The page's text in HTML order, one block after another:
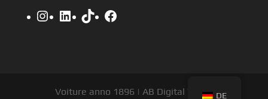
Instagram
LinkedIn
TikTokFacebook
Voiture anno 1896 | AB Digital V.O.F. DE